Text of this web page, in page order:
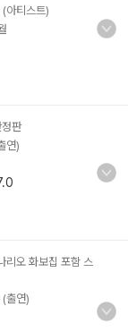
(아티스트)
판
연)
리오 화보집 포함 스
(출연)